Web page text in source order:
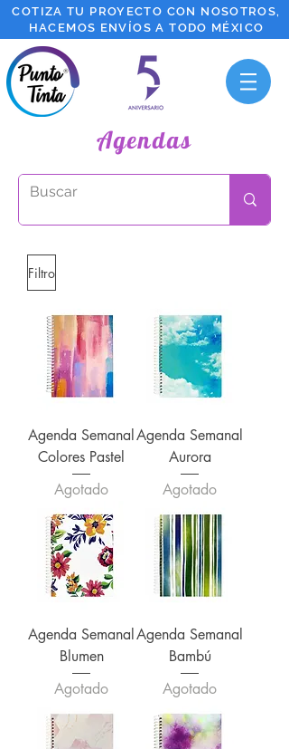
COTIZA TU PROYECTO CON NOSOTROS,
HACEMOS ENVÍOS A TODO MÉXICO
Agendas
Filtro
Agenda Semanal
Colores Pastel
Agotado
Agenda Semanal
Aurora
Agotado
Agenda Semanal
Blumen
Agotado
Agenda Semanal
Bambú
Agotado